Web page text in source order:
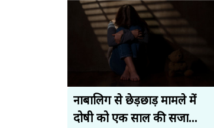
नाबालिग से छेड़छाड़ मामले में
दोषी को एक साल की सजा...